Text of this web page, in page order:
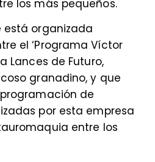
los más pequeños.
organizada
el ‘Programa Víctor
Lances de Futuro,
granadino, y que
de
por esta empresa
entre los